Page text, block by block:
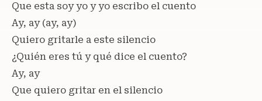
Que esta soy yo y yo escribo el cuento
Ay, ay (ay, ay)
Quiero gritarle a este silencio
¿Quién eres tú y qué dice el cuento?
Ay, ay
Que quiero gritar en el silencio